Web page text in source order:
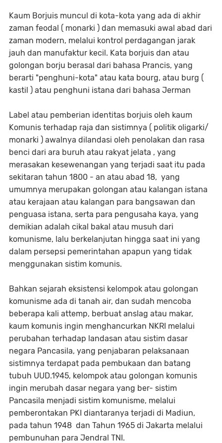
Kaum Borjuis muncul di kota-kota yang ada di akhir
zaman feodal ( monarki ) dan memasuki awal abad dari
zaman modern, melalui kontrol perdagangan jarak
jauh dan manufaktur kecil. Kata borjuis dan atau
golongan borju berasal dari bahasa Prancis, yang
berarti "penghuni-kota" atau kata bourg, atau burg (
kastil ) atau penghuni istana dari bahasa Jerman
Label atau pemberian identitas borjuis oleh kaum
Komunis terhadap raja dan sistimnya ( politik oligarki/
monarki ) awalnya dilandasi oleh penolakan dan rasa
benci dari ara buruh atau rakyat jelata , yang
merasakan kesewenangan yang terjadi saat itu pada
sekitaran tahun 1800 - an atau abad 18, yang
umumnya merupakan golongan atau kalangan istana
atau kerajaan atau kalangan para bangsawan dan
penguasa istana, serta para pengusaha kaya, yang
demikian adalah cikal bakal atau musuh dari
komunisme, lalu berkelanjutan hingga saat ini yang
dalam persepsi pemerintahan apapun yang tidak
menggunakan sistim komunis.
Bahkan sejarah eksistensi kelompok atau golongan
komunisme ada di tanah air, dan sudah mencoba
beberapa kali attemp, berbuat anslag atau makar,
kaum komunis ingin menghancurkan NKRI melalui
perubahan terhadap landasan atau sistim dasar
negara Pancasila, yang penjabaran pelaksanaan
sistimnya terdapat pada pembukaan dan batang
tubuh UUD.1945, kelompok atau golongan komunis
ingin merubah dasar negara yang ber- sistim
Pancasila menjadi sistim komunisme, melalui
pemberontakan PKI diantaranya terjadi di Madiun,
pada tahun 1948 dan Tahun 1965 di Jakarta melalui
pembunuhan para Jendral TNI.